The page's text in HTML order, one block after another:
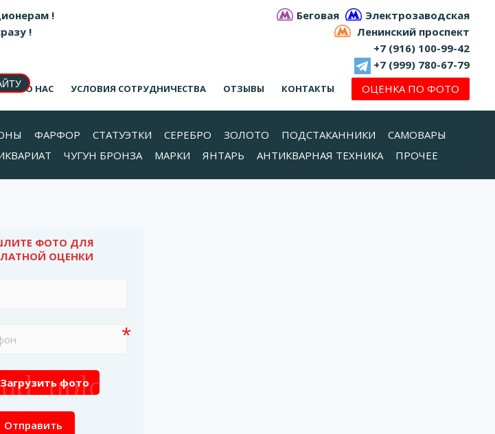
! Беговая
Электрозаводская
!
Ленинский проспект
+7 (916) 100-99-42
+7 (999) 780-67-79
О НАС УСЛОВИЯ СОТРУДНИЧЕСТВА ОТЗЫВЫ КОНТАКТЫ ОЦЕНКА ПО ФОТО
ФАРФОР СТАТУЭТКИ СЕРЕБРО ЗОЛОТО ПОДСТАКАННИКИ
САМОВАРЫ
ЧУГУН БРОНЗА МАРКИ ЯНТАРЬ АНТИКВАРНАЯ ТЕХНИКА ПРОЧЕЕ
ФОТО ДЛЯ
ОЦЕНКИ
Загрузить фото
Отправить